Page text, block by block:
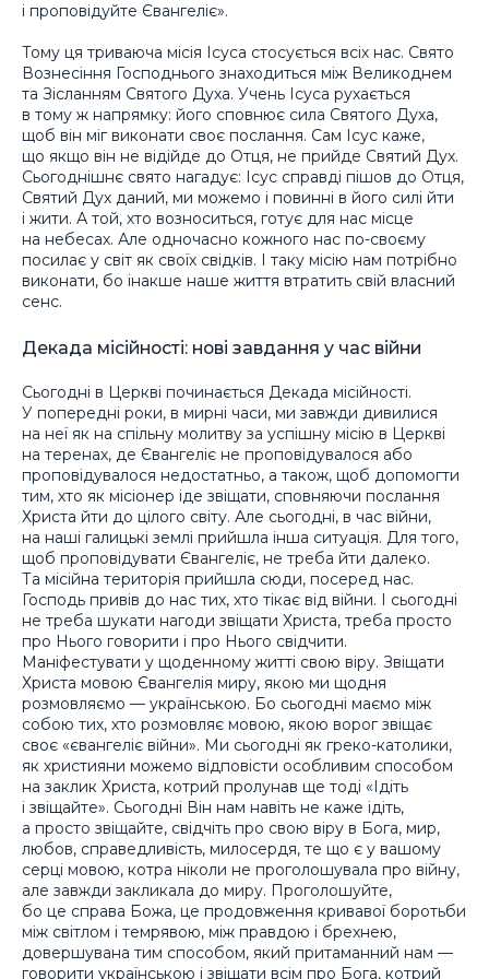
і проповідуйте Євангеліє».
Тому ця триваюча місія Ісуса стосується всіх нас. Свято
Вознесіння Господнього знаходиться між Великоднем
та Зісланням Святого Духа. Учень Ісуса рухається
в тому ж напрямку: його сповнює сила Святого Духа,
щоб він міг виконати своє послання. Сам Ісус каже,
що якщо він не відійде до Отця, не прийде Святий Дух.
Сьогоднішнє свято нагадує: Ісус справді пішов до Отця,
Святий Дух даний, ми можемо і повинні в його силі йти
і жити. А той, хто возноситься, готує для нас місце
на небесах. Але одночасно кожного нас по-своєму
посилає у світ як своїх свідків. І таку місію нам потрібно
виконати, бо інакше наше життя втратить свій власний
сенс.
Декада місійності: нові завдання у час війни
Сьогодні в Церкві починається Декада місійності.
У попередні роки, в мирні часи, ми завжди дивилися
на неї як на спільну молитву за успішну місію в Церкві
на теренах, де Євангеліє не проповідувалося або
проповідувалося недостатньо, а також, щоб допомогти
тим, хто як місіонер іде звіщати, сповняючи послання
Христа йти до цілого світу. Але сьогодні, в час війни,
на наші галицькі землі прийшла інша ситуація. Для того,
щоб проповідувати Євангеліє, не треба йти далеко.
Та місійна територія прийшла сюди, посеред нас.
Господь привів до нас тих, хто тікає від війни. І сьогодні
не треба шукати нагоди звіщати Христа, треба просто
про Нього говорити і про Нього свідчити.
Маніфестувати у щоденному житті свою віру. Звіщати
Христа мовою Євангелія миру, якою ми щодня
розмовляємо — українською. Бо сьогодні маємо між
собою тих, хто розмовляє мовою, якою ворог звіщає
своє «євангеліє війни». Ми сьогодні як греко-католики,
як християни можемо відповісти особливим способом
на заклик Христа, котрий пролунав ще тоді «Ідіть
і звіщайте». Сьогодні Він нам навіть не каже ідіть,
а просто звіщайте, свідчіть про свою віру в Бога, мир,
любов, справедливість, милосердя, те що є у вашому
серці мовою, котра ніколи не проголошувала про війну,
але завжди закликала до миру. Проголошуйте,
бо це справа Божа, це продовження кривавої боротьби
між світлом і темрявою, між правдою і брехнею,
довершувана тим способом, який притаманний нам —
говорити українською і звіщати всім про Бога, котрий